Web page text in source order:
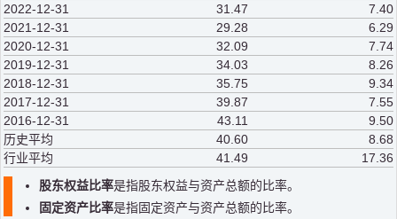
2022-12-31
31.47
7.40
2021-12-31
29.28
6.29
2020-12-31
32.09
7.74
2019-12-31
34.03
8.26
2018-12-31
35.75
9.34
2017-12-31
39.87
7.55
2016-12-31
43.11
9.50
历史平均
40.60
8.68
行业平均
41.49
17.36
股东权益比率是指股东权益与资产总额的比率。
固定资产比率是指固定资产与资产总额的比率。